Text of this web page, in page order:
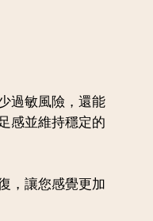
過敏風險，還能
感並維持穩定的
，讓您感覺更加